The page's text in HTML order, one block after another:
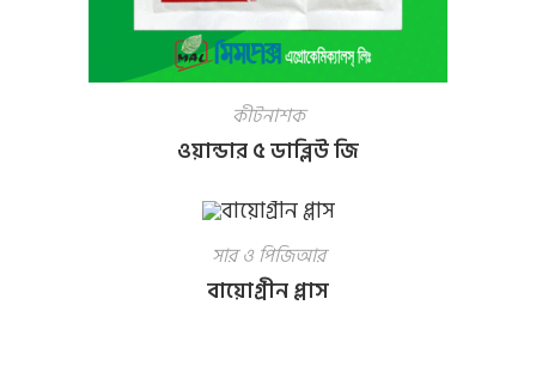
কীটনাশক
ওয়ান্ডার ৫ ডাব্লিউ জি
সার ও পিজিআর
বায়োগ্রীন প্লাস